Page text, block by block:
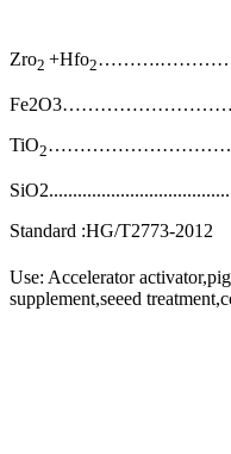
Zro2 +Hfo2
TiO2
Standard :HG/T2773-2012
Use: Accelerator
supplement,seeed